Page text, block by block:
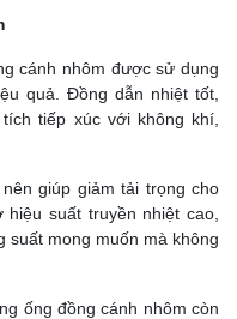
cánh nhôm được sử dụng
quả. Đồng dẫn nhiệt tốt,
tiếp xúc với không khí,
giúp giảm tải trọng cho
suất truyền nhiệt cao,
suất mong muốn mà không
ống đồng cánh nhôm còn